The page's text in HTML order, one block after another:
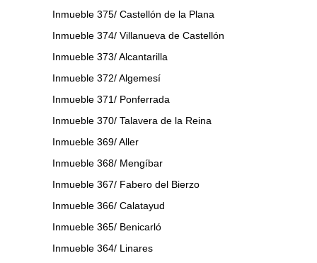
Inmueble 375/ Castellón de la Plana
Inmueble 374/ Villanueva de Castellón
Inmueble 373/ Alcantarilla
Inmueble 372/ Algemesí
Inmueble 371/ Ponferrada
Inmueble 370/ Talavera de la Reina
Inmueble 369/ Aller
Inmueble 368/ Mengíbar
Inmueble 367/ Fabero del Bierzo
Inmueble 366/ Calatayud
Inmueble 365/ Benicarló
Inmueble 364/ Linares